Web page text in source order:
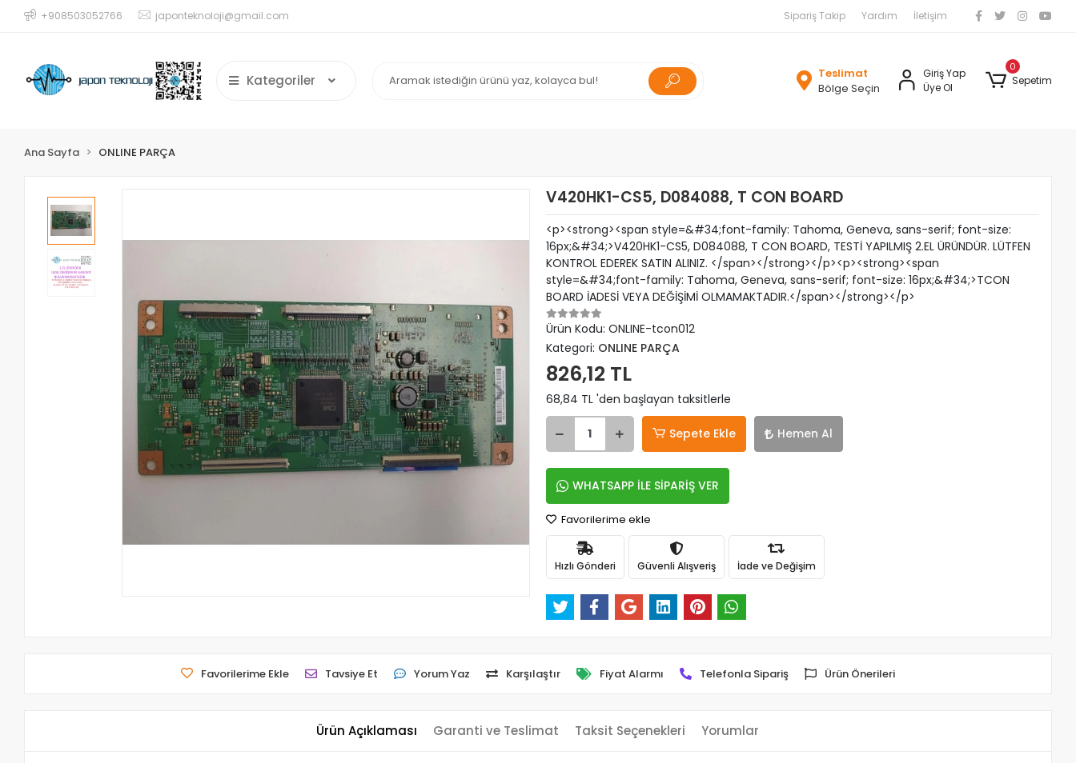
+908503052766 japonteknoloji@gmail.com Sipariş Takip Yardım İletişim
Kategoriler
Teslimat
Bölge Seçin
Giriş Yap
Üye Ol
0
Sepetim
Ana Sayfa ONLINE PARÇA
V420HK1-CS5, D084088, T CON BOARD
<p><strong><span style=&#34;font-family: Tahoma, Geneva, sans-serif; font-size:
16px;&#34;>V420HK1-CS5, D084088, T CON BOARD, TESTİ YAPILMIŞ 2.EL ÜRÜNDÜR. LÜTFEN
KONTROL EDEREK SATIN ALINIZ. </span></strong></p><p><strong><span
style=&#34;font-family: Tahoma, Geneva, sans-serif; font-size: 16px;&#34;>TCON
BOARD İADESİ VEYA DEĞİŞİMİ OLMAMAKTADIR.</span></strong></p>
Ürün Kodu: ONLINE-tcon012
Kategori: ONLINE PARÇA
826,12 TL
68,84 TL 'den başlayan taksitlerle
Sepete Ekle Hemen Al
WHATSAPP İLE SİPARİŞ VER
Favorilerime ekle
Hızlı Gönderi Güvenli Alışveriş İade ve Değişim
Favorilerime Ekle Tavsiye Et Yorum Yaz Karşılaştır Fiyat Alarmı Telefonla Sipariş Ürün Önerileri
Ürün Açıklaması Garanti ve Teslimat Taksit Seçenekleri Yorumlar